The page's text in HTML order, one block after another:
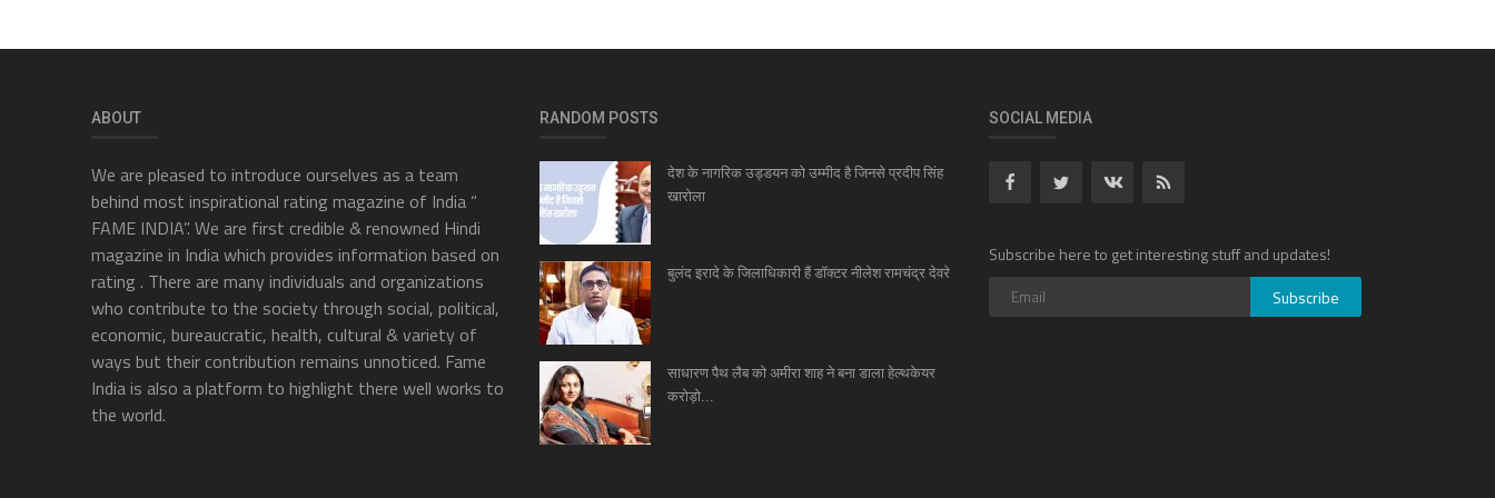
ABOUT
We are pleased to introduce ourselves as a team
behind most inspirational rating magazine of India “
FAME INDIA”. We are first credible & renowned Hindi
magazine in India which provides information based on
rating . There are many individuals and organizations
who contribute to the society through social, political,
economic, bureaucratic, health, cultural & variety of
ways but their contribution remains unnoticed. Fame
India is also a platform to highlight there well works to
the world.
RANDOM POSTS
देश के नागरिक उड्डयन को उम्मीद है जिनसे प्रदीप सिंह
खारोला
बुलंद इरादे के जिलाधिकारी हैं डॉक्टर नीलेश रामचंद्र देवरे
साधारण पैथ लैब को अमीरा शाह ने बना डाला हेल्थकेयर
करोड़ो...
SOCIAL MEDIA
Subscribe here to get interesting stuff and updates!